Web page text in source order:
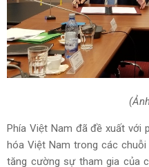
Phía Việt Nam đã đề xuất với
hóa Việt Nam trong các
tăng cường sự tham gia của